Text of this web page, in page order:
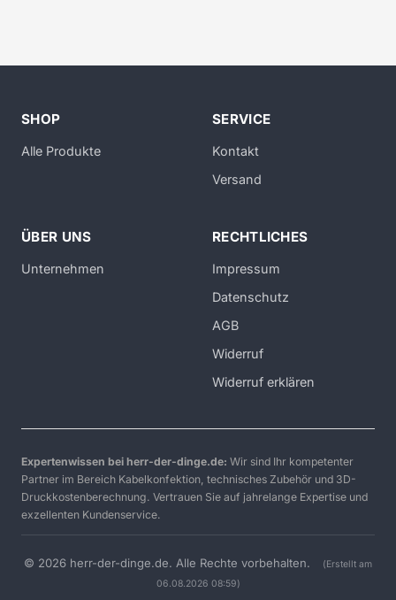
SHOP
Alle Produkte
SERVICE
Kontakt
Versand
ÜBER UNS
Unternehmen
RECHTLICHES
Impressum
Datenschutz
AGB
Widerruf
Widerruf erklären
Expertenwissen bei herr-der-dinge.de: Wir sind Ihr kompetenter
Partner im Bereich Kabelkonfektion, technisches Zubehör und 3D-
Druckkostenberechnung. Vertrauen Sie auf jahrelange Expertise und
exzellenten Kundenservice.
© 2026 herr-der-dinge.de. Alle Rechte vorbehalten.
(Erstellt am
06.08.2026 08:59)